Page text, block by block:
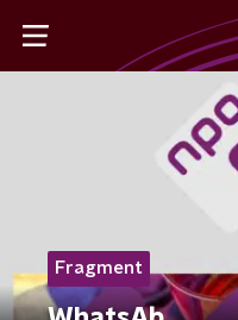
Fragment